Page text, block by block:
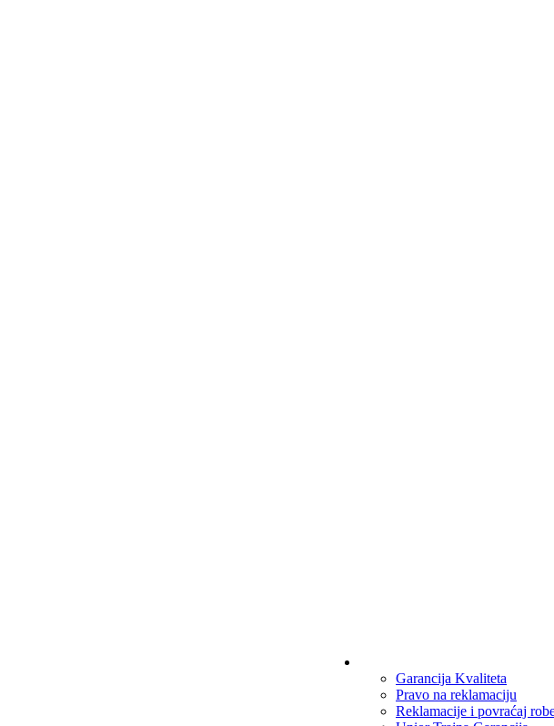
Garancija Kvaliteta
Pravo na reklamaciju
Reklamacije i povraćaj